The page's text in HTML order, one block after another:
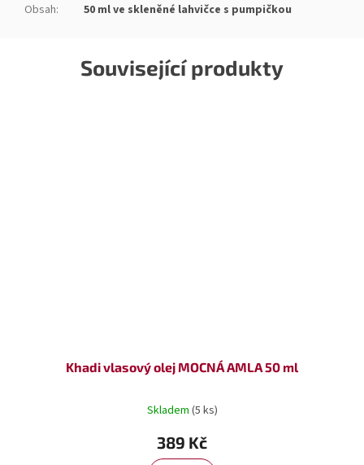
Související produkty
Khadi vlasový olej MOCNÁ AMLA 50 ml
Skladem (5 ks)
389 Kč
Obsah: 50 ml ve skleněné lahvičce s pumpičkou